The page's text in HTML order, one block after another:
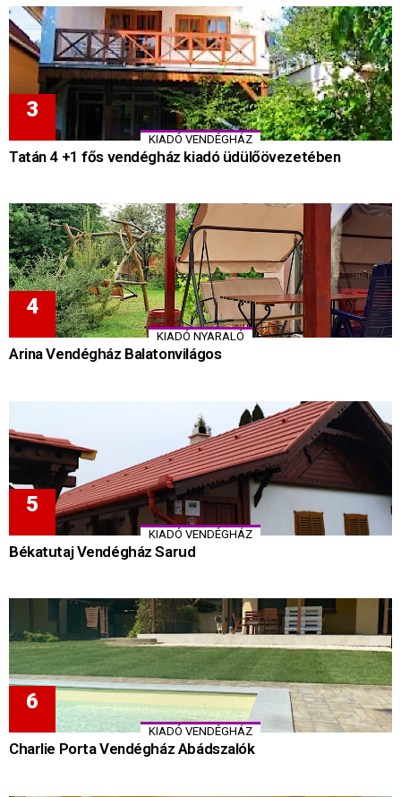
KIADÓ VENDÉGHÁZ
Tatán 4 +1 fős vendégház kiadó üdülőövezetében
KIADÓ NYARALÓ
Arina Vendégház Balatonvilágos
KIADÓ VENDÉGHÁZ
Békatutaj Vendégház Sarud
KIADÓ VENDÉGHÁZ
Charlie Porta Vendégház Abádszalók